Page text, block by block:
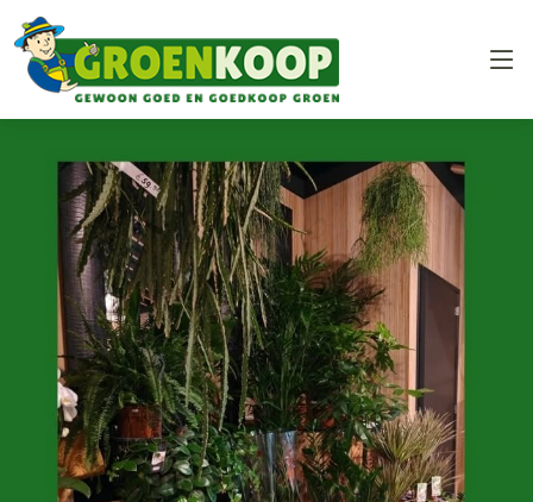
Overslaan en naar de inhoud gaan